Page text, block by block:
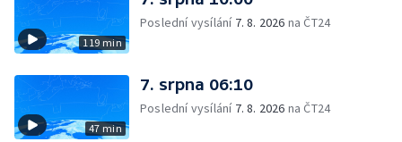
119 min
Poslední vysílání 7. 8. 2026 na ČT24
47 min
7. srpna 06:10
Poslední vysílání 7. 8. 2026 na ČT24